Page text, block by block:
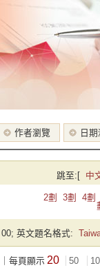
作者瀏覽 日
跳至: [ 中
2劃 3劃 4劃
00; 英文題名格式:
｜每頁顯示 20 50